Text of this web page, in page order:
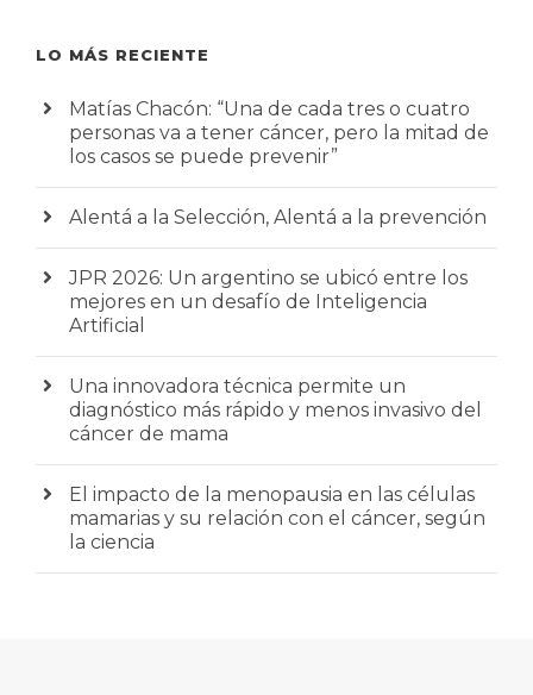
LO MÁS RECIENTE
Matías Chacón: “Una de cada tres o cuatro
personas va a tener cáncer, pero la mitad de
los casos se puede prevenir”
Alentá a la Selección, Alentá a la prevención
JPR 2026: Un argentino se ubicó entre los
mejores en un desafío de Inteligencia
Artificial
Una innovadora técnica permite un
diagnóstico más rápido y menos invasivo del
cáncer de mama
El impacto de la menopausia en las células
mamarias y su relación con el cáncer, según
la ciencia